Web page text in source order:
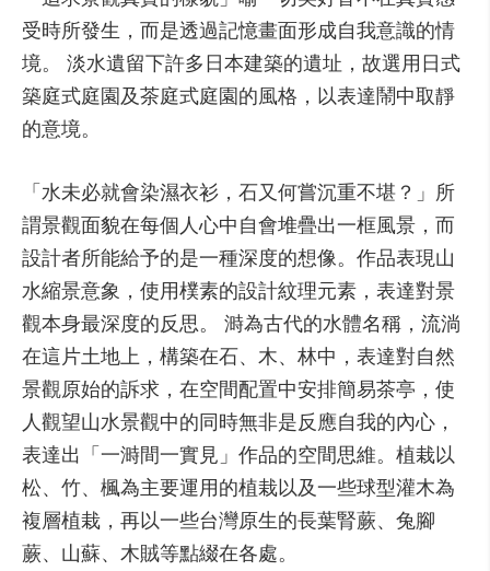
受時所發生，而是透過記憶畫面形成自我意識的情
境。 淡水遺留下許多日本建築的遺址，故選用日式
築庭式庭園及茶庭式庭園的風格，以表達鬧中取靜
的意境。
「水未必就會染濕衣衫，石又何嘗沉重不堪？」所
謂景觀面貌在每個人心中自會堆疊出一框風景，而
設計者所能給予的是一種深度的想像。作品表現山
水縮景意象，使用樸素的設計紋理元素，表達對景
觀本身最深度的反思。 溡為古代的水體名稱，流淌
在這片土地上，構築在石、木、林中，表達對自然
景觀原始的訴求，在空間配置中安排簡易茶亭，使
人觀望山水景觀中的同時無非是反應自我的內心，
表達出「一溡間一實見」作品的空間思維。植栽以
松、竹、楓為主要運用的植栽以及一些球型灌木為
複層植栽，再以一些台灣原生的長葉腎蕨、兔腳
蕨、山蘇、木賊等點綴在各處。